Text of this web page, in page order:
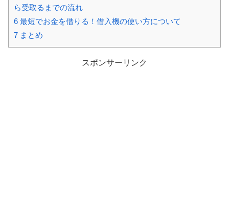
ら受取るまでの流れ
6 最短でお金を借りる！借入機の使い方について
7 まとめ
スポンサーリンク